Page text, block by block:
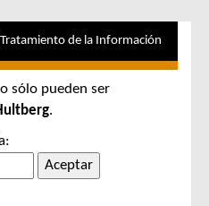
de la Información
sólo pueden ser
.